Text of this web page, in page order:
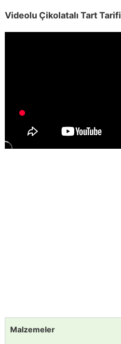
Videolu Çikolatalı Tart Tarifi
Malzemeler